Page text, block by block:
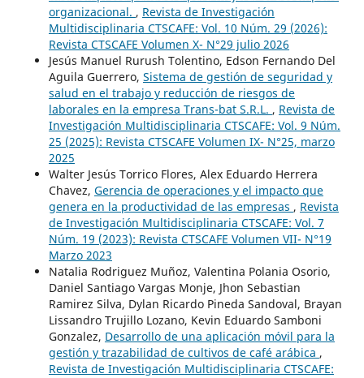
organizacional. , Revista de Investigación
Multidisciplinaria CTSCAFE: Vol. 10 Núm. 29 (2026):
Revista CTSCAFE Volumen X- N°29 julio 2026
Jesús Manuel Rurush Tolentino, Edson Fernando Del
Aguila Guerrero, Sistema de gestión de seguridad y
salud en el trabajo y reducción de riesgos de
laborales en la empresa Trans-bat S.R.L. , Revista de
Investigación Multidisciplinaria CTSCAFE: Vol. 9 Núm.
25 (2025): Revista CTSCAFE Volumen IX- N°25, marzo
2025
Walter Jesús Torrico Flores, Alex Eduardo Herrera
Chavez, Gerencia de operaciones y el impacto que
genera en la productividad de las empresas , Revista
de Investigación Multidisciplinaria CTSCAFE: Vol. 7
Núm. 19 (2023): Revista CTSCAFE Volumen VII- N°19
Marzo 2023
Natalia Rodriguez Muñoz, Valentina Polania Osorio,
Daniel Santiago Vargas Monje, Jhon Sebastian
Ramirez Silva, Dylan Ricardo Pineda Sandoval, Brayan
Lissandro Trujillo Lozano, Kevin Eduardo Samboni
Gonzalez, Desarrollo de una aplicación móvil para la
gestión y trazabilidad de cultivos de café arábica ,
Revista de Investigación Multidisciplinaria CTSCAFE: